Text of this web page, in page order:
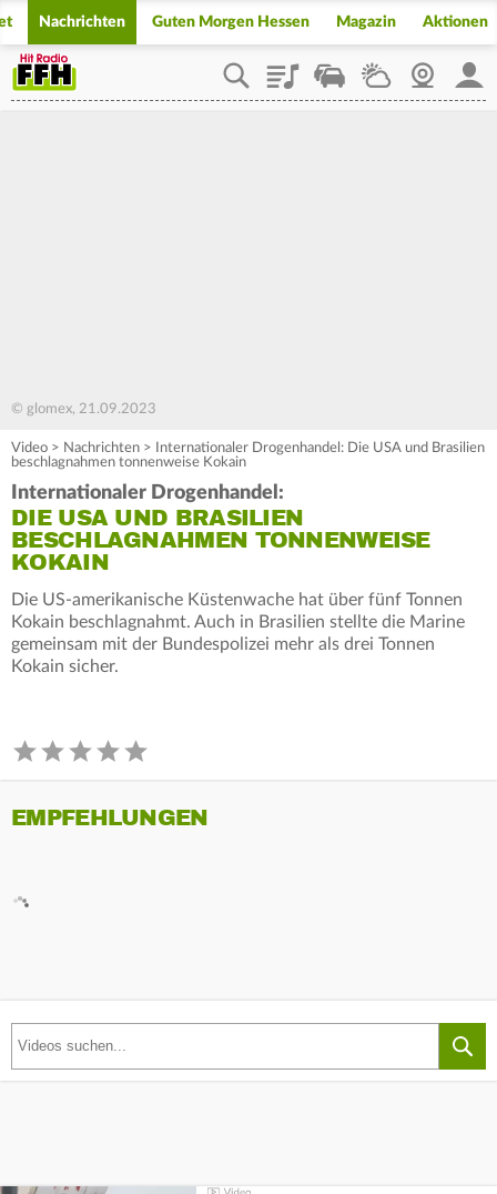
Nachrichten Guten Morgen Hessen Magazin Aktionen
PlaylistStaupilotWetterWebcam
© glomex, 21.09.2023
Video > Nachrichten >
Internationaler Drogenhandel: Die USA und Brasilien
beschlagnahmen tonnenweise Kokain
Internationaler Drogenhandel:
DIE USA UND BRASILIEN
BESCHLAGNAHMEN TONNENWEISE
KOKAIN
Die US-amerikanische Küstenwache hat über fünf Tonnen
Kokain beschlagnahmt. Auch in Brasilien stellte die Marine
gemeinsam mit der Bundespolizei mehr als drei Tonnen
Kokain sicher.
EMPFEHLUNGEN